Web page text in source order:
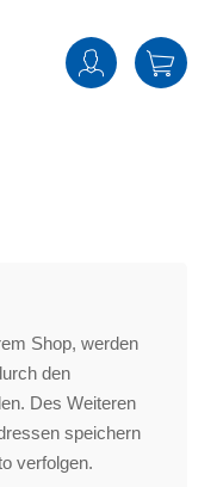
Shop, werden
den
Des Weiteren
speichern
verfolgen.